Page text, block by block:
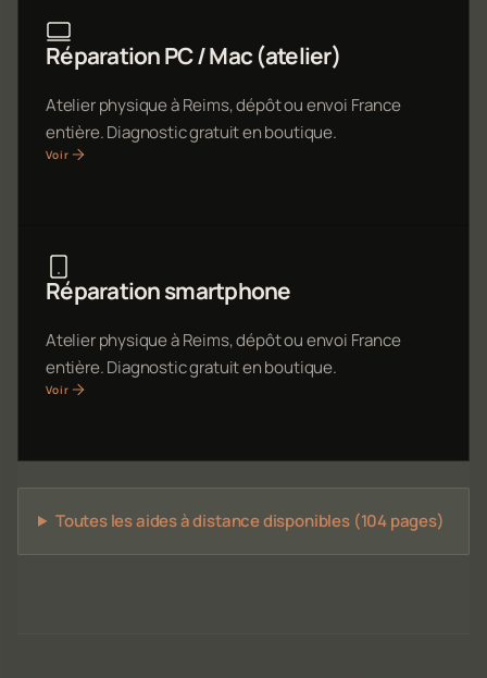
Réparation PC / Mac (atelier)
Atelier physique à Reims, dépôt ou envoi France
entière. Diagnostic gratuit en boutique.
Voir
Réparation smartphone
Atelier physique à Reims, dépôt ou envoi France
entière. Diagnostic gratuit en boutique.
Voir
Toutes les aides à distance disponibles (104 pages)